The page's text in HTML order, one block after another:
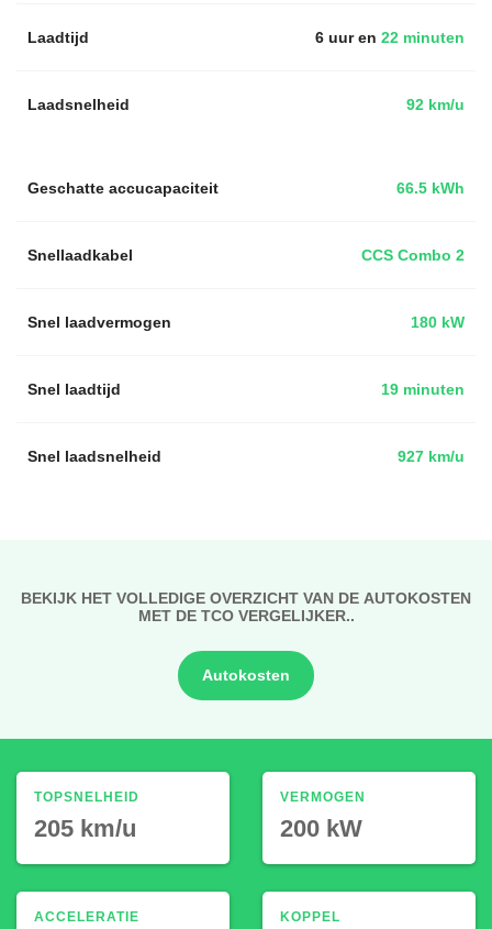
Laadtijd 6 uur en 22 minuten
Laadsnelheid 92 km/u
66.5 kWh
Geschatte accucapaciteit
Snellaadkabel CCS Combo 2
Snel laadvermogen 180 kW
Snel laadtijd 19 minuten
Snel laadsnelheid 927 km/u
BEKIJK HET VOLLEDIGE OVERZICHT VAN DE AUTOKOSTEN
MET DE TCO VERGELIJKER..
Autokosten
TOPSNELHEID
205 km/u
ACCELERATIE
VERMOGEN
200 kW
KOPPEL